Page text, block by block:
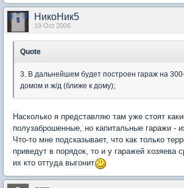
НикоНик5
19 Oct 2006
Quote
3. В дальнейшем будет построен гараж на
домом и ж/д (ближе к дому);
Насколько я представляю там уже стоят
полузаброшенные, но капитальные гаражи -
Что-то мне подсказывает, что как только
приведут в порядок, то и у гаражей хозяева
их кто оттуда выгонит